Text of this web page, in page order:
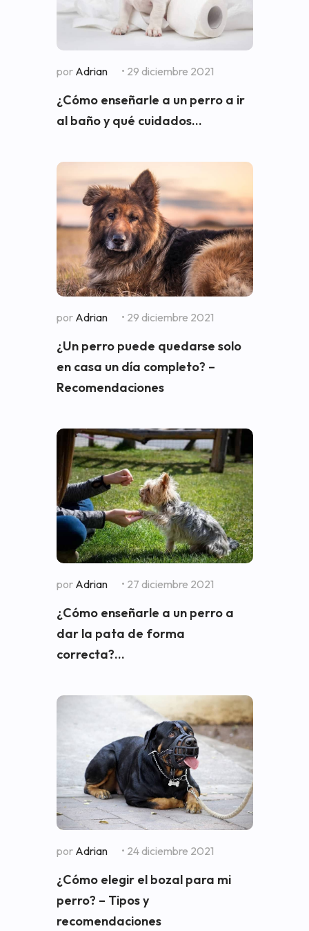
por Adrian • 29 diciembre 2021
¿Cómo enseñarle a un perro a ir
al baño y qué cuidados...
por Adrian • 29 diciembre 2021
¿Un perro puede quedarse solo
en casa un día completo? –
Recomendaciones
por Adrian • 27 diciembre 2021
¿Cómo enseñarle a un perro a
dar la pata de forma
correcta?...
por Adrian • 24 diciembre 2021
¿Cómo elegir el bozal para mi
perro? – Tipos y
recomendaciones